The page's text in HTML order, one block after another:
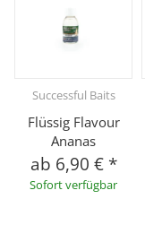
Successful Baits
Flüssig Flavour
Ananas
ab 6,90 € *
Sofort verfügbar